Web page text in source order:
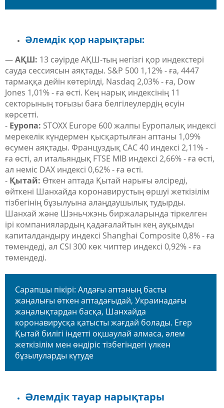
Әлемдік қор нарықтары:
—АҚШ: 13 сәуірде АҚШ-тың негізгі қор индекстері
сауда сессиясын аяқтады. S&P 500 1,12% - ға, 4447
тармаққа дейін көтерілді, Nasdaq 2,03% - ға, Dow
Jones 1,01% - ға өсті. Кең нарық индексінің 11
секторының тоғызы баға белгілеулердің өсуін
көрсетті.
- Еуропа: STOXX Europe 600 жалпы Еуропалық индексі
мерекелік күндермен қысқартылған аптаны 1,09%
өсумен аяқтады. Француздық CAC 40 индексі 2,11% -
ға өсті, ал итальяндық FTSE MIB индексі 2,66% - ға өсті,
ал неміс DAX индексі 0,62% - ға өсті.
- Қытай: Өткен аптада Қытай нарығы әлсіреді,
өйткені Шанхайда коронавирустың өршуі жеткізілім
тізбегінің бұзылуына алаңдаушылық тудырды.
Шанхай және Шэньчжэнь биржаларында тіркелген
ірі компаниялардың қадағалайтын кең ауқымды
капиталдандыру индексі Shanghai Composite 0,8% - ға
төмендеді, ал CSI 300 көк чиптер индексі 0,92% - ға
төмендеді.
Сарапшы пікірі: Алдағы аптаның басты
жаңалығы өткен аптадағыдай, Украинадағы
жаңалықтардан басқа, Шанхайда
коронавирусқа қатысты жағдай болады. Егер
Қытай билігі індетті оқшаулай алмаса, әлем
жеткізілім мен өндіріс тізбегіндегі үлкен
бұзылуларды күтуде
Әлемдік тауар нарықтары